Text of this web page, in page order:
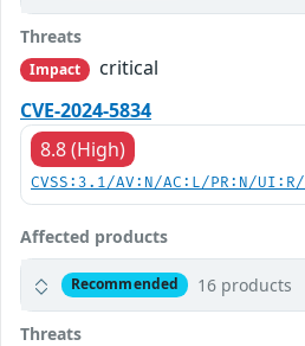
Threats
Impact
critical
CVE-2024-5834
8.8 (High)
CVSS:3.1/AV:N/AC:L/PR:N/
Affected products
Recommended 16 products
Threats